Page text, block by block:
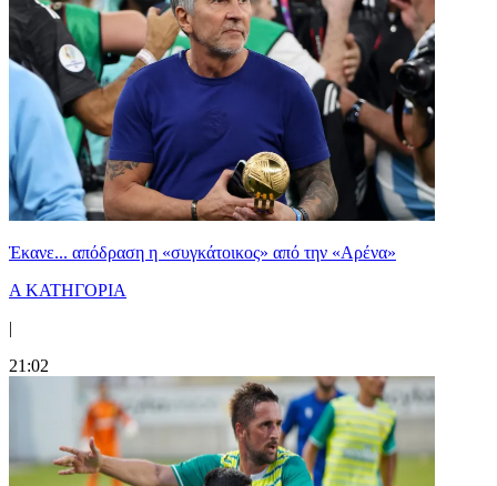
Έκανε... απόδραση η «συγκάτοικος» από την «Αρένα»
Α ΚΑΤΗΓΟΡΙΑ
|
21:02